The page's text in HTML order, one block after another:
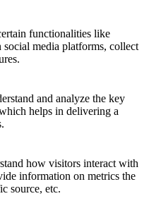
functionalities like
media platforms, collect
and analyze the key
helps in delivering a
how visitors interact with
information on metrics the
source, etc.